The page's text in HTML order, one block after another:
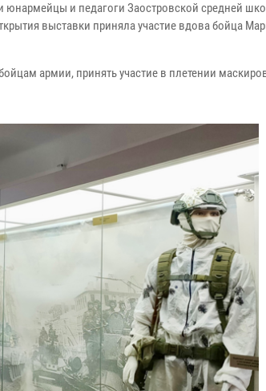
и педагоги Заостровской средней
выставки приняла участие вдова бойца
армии, принять участие в плетении